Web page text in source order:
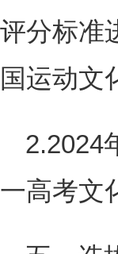
评分标准
国运动文
2.2024
一高考文